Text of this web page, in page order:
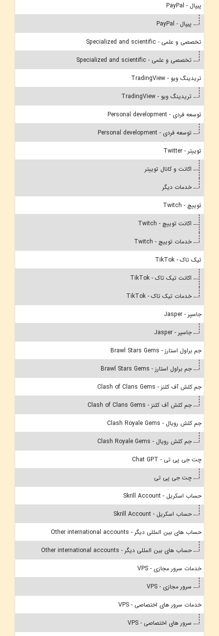
پیپال - PayPal
پیپال - PayPal
تخصصی و علمی - Specialized and scientific
تخصصی و علمی - Specialized and scientific
تریدینگ ویو - TradingView
تریدینگ ویو - TradingView
توسعه فردی - Personal development
توسعه فردی - Personal development
توییتر - Twitter
اکانت و کانال توییتر
خدمات دیگر
توییچ - Twitch
اکانت توییچ - Twitch
خدمات توییچ - Twitch
تیک تاک - TikTok
اکانت تیک تاک - TikTok
خدمات تیک تاک - TikTok
جاسپر - Jasper
جاسپر - Jasper
جم براول استارز - Brawl Stars Gems
جم براول استارز - Brawl Stars Gems
جم کلش آف کلنز - Clash of Clans Gems
جم کلش آف کلنز - Clash of Clans Gems
جم کلش رویال - Clash Royale Gems
جم کلش رویال - Clash Royale Gems
چت جی پی تی - Chat GPT
چت جی پی تی
حساب اسکریل - Skrill Account
حساب اسکریل - Skrill Account
حساب های بین المللی دیگر - Other international accounts
حساب های بین المللی دیگر - Other international accounts
خدمات سرور مجازی - VPS
سرور مجازی - VPS
خدمات سرور های اختصاصی - VPS
سرور های اختصاصی - VPS